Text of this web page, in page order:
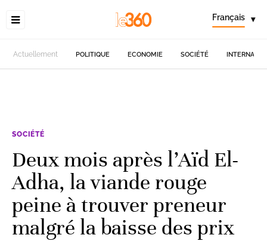
Français ▾
Actuellement POLITIQUE ECONOMIE SOCIÉTÉ
SOCIÉTÉ
Deux mois après l’Aïd El-
Adha, la viande rouge
peine à trouver preneur
malgré la baisse des prix